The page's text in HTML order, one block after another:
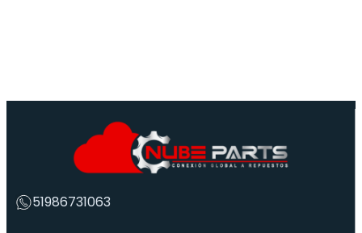
51986731063